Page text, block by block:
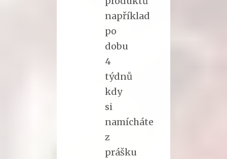
například
po
dobu
4
týdnů
kdy
si
namícháte
z
prášku